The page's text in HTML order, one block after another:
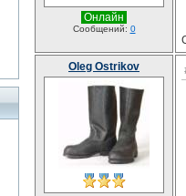
Онлайн
Сообщений: 0
Oleg Ostrikov